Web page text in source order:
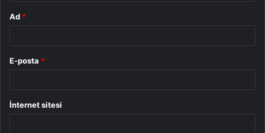
Ad *
E-posta *
İnternet sitesi